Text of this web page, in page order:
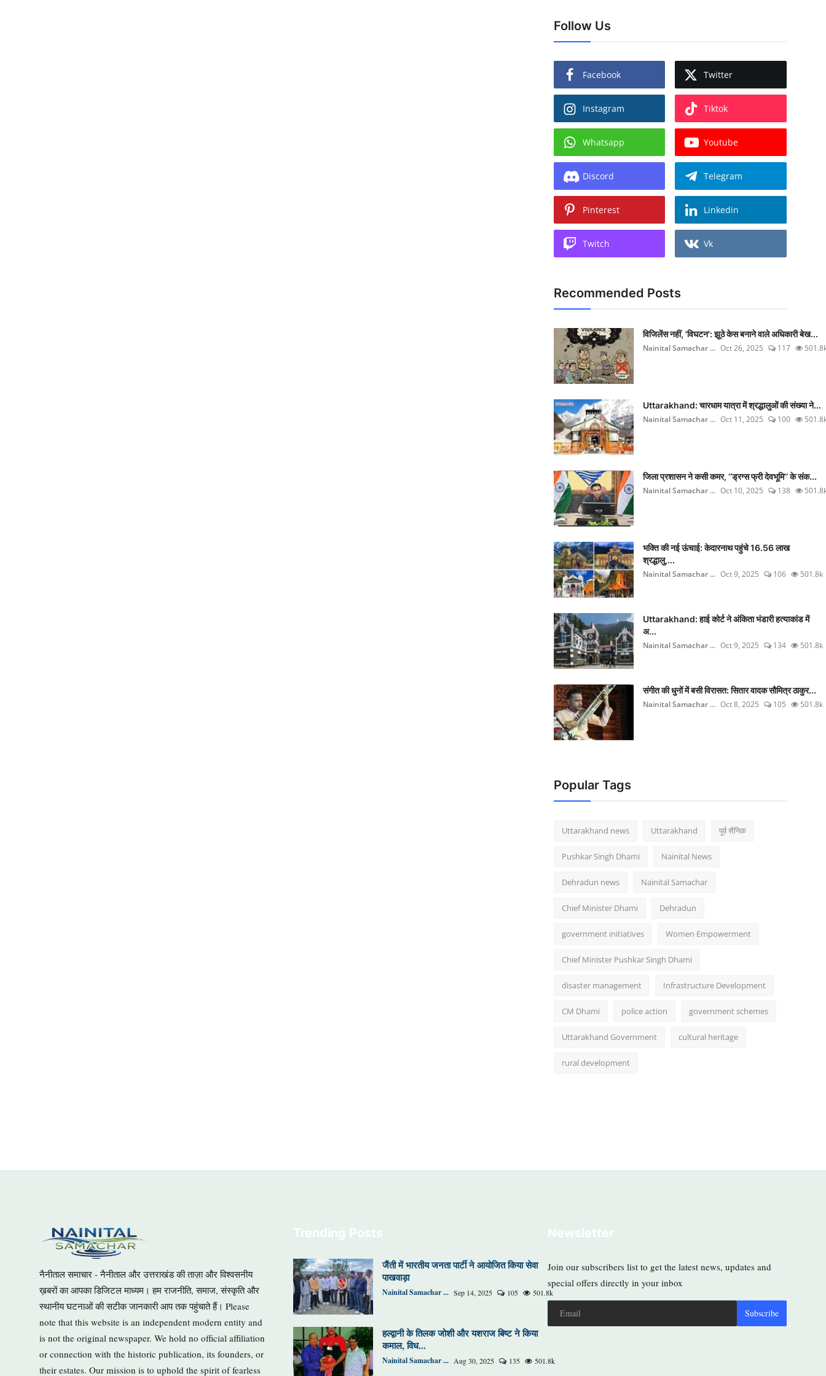
Follow Us
Facebook Twitter
Instagram Tiktok
Whatsapp Youtube
Discord Telegram
Pinterest Linkedin
Twitch Vk
Recommended Posts
विजिलेंस नहीं, 'विघटन': झूठे केस बनाने वाले अधिकारी बेख...
Nainital Samachar ... Oct 26, 2025 117
Uttarakhand: चारधाम यात्रा में श्रद्धालुओं की संख्या ने...
Nainital Samachar ... Oct 11, 2025 100
जिला प्रशासन ने कसी कमर, ‘‘ड्रग्स फ्री देवभूमि’’ के संक...
Nainital Samachar ... Oct 10, 2025 138
भक्ति की नई ऊंचाई: केदारनाथ पहुंचे 16.56 लाख
श्रद्धालु,...
Nainital Samachar ... Oct 9, 2025 106 501.8k
Uttarakhand: हाई कोर्ट ने अंकिता भंडारी हत्याकांड में
अ...
Nainital Samachar ... Oct 9, 2025 134 501.8k
संगीत की धुनों में बसी विरासत: सितार वादक सौमित्र ठाकुर...
Nainital Samachar ... Oct 8, 2025 105 501.8k
Popular Tags
Uttarakhand news Uttarakhand पूर्व सैनिक
Pushkar Singh Dhami Nainital News
Dehradun news Nainital Samachar
Chief Minister Dhami Dehradun
government initiatives Women Empowerment
Chief Minister Pushkar Singh Dhami
disaster management Infrastructure Development
CM Dhami police action government schemes
Uttarakhand Government cultural heritage
rural development
नैनीताल समाचार - नैनीताल और उत्तराखंड की ताज़ा और विश्वसनीय
ख़बरों का आपका डिजिटल माध्यम। हम राजनीति, समाज, संस्कृति और
स्थानीय घटनाओं की सटीक जानकारी आप तक पहुंचाते हैं। Please
note that this website is an independent modern entity and
is not the original newspaper. We hold no official affiliation
or connection with the historic publication, its founders, or
their estates. Our mission is to uphold the spirit of fearless
Trending Posts
जैंती में भारतीय जनता पार्टी ने आयोजित किया सेवा
पाखवाड़ा
Nainital Samachar ... Sep 14, 2025 105 501.8k
हल्द्वानी के तिलक जोशी और यशराज बिष्ट ने किया
कमाल, विध...
Nainital Samachar ... Aug 30, 2025 135 501.8k
Newsletter
Join our subscribers list to get the latest news, updates and
special offers directly in your inbox
Subscribe